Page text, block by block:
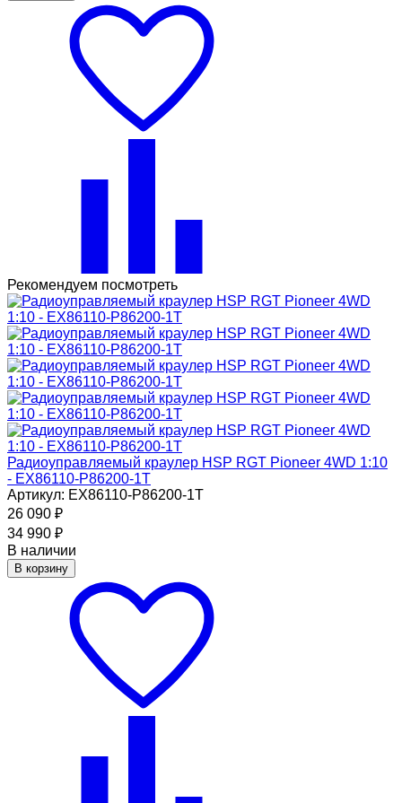
Рекомендуем посмотреть
Радиоуправляемый краулер HSP RGT Pioneer 4WD 1:10
- EX86110-P86200-1T
Артикул: EX86110-P86200-1T
26 090 ₽
34 990 ₽
В наличии
В корзину